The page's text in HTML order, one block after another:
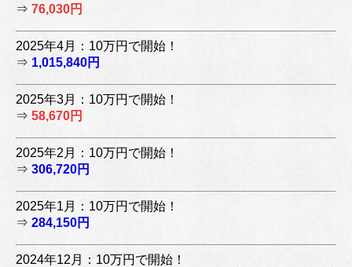
⇒ 76,030円
2025年4月：10万円で開始！
⇒ 1,015,840円
2025年3月：10万円で開始！
⇒ 58,670円
2025年2月：10万円で開始！
⇒ 306,720円
2025年1月：10万円で開始！
⇒ 284,150円
2024年12月：10万円で開始！